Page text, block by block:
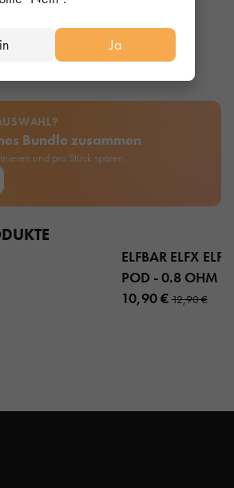
Ja
der ELFBAR 600.
Bundle zusammen
und pro Stück sparen.
ELFBAR ELFX
POD - 0.8 OHM 3
10,90 €12,90 €